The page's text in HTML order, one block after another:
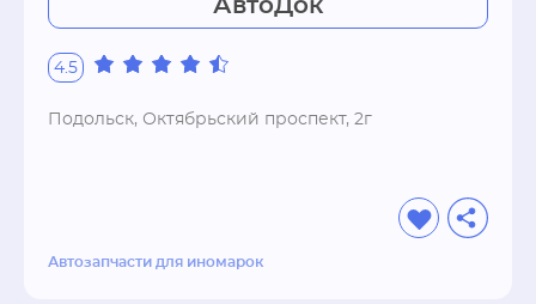
АвтоДок
4.5
Подольск, Октябрьский проспект, 2г
Автозапчасти для иномарок